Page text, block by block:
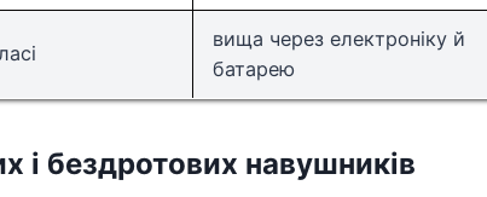
вища через електроніку й
батарею
і бездротових навушників